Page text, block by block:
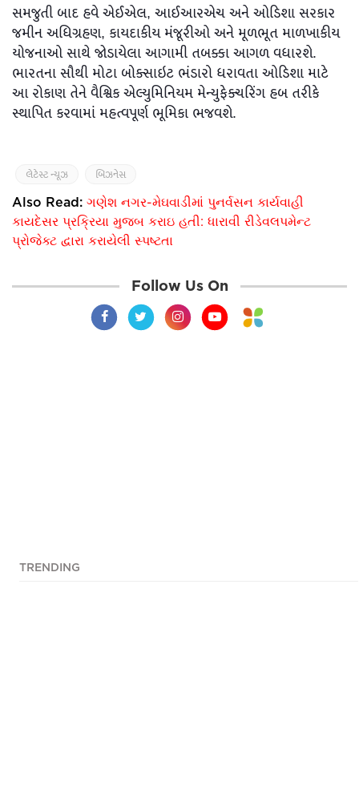
સમજુતી બાદ હવે એઈએલ, આઈઆરએચ અને ઓડિશા સરકાર
જમીન અધિગ્રહણ, કાયદાકીય મંજૂરીઓ અને મૂળભૂત માળખાકીય
યોજનાઓ સાથે જોડાયેલા આગામી તબક્કા આગળ વધારશે.
ભારતના સૌથી મોટા બોક્સાઇટ ભંડારો ધરાવતા ઓડિશા માટે
આ રોકાણ તેને વૈશ્વિક એલ્યુમિનિયમ મેન્યુફેક્ચરિંગ હબ તરીકે
સ્થાપિત કરવામાં મહત્વપૂર્ણ ભૂમિકા ભજવશે.
લેટેસ્ટ ન્યૂઝ બિઝનેસ
Also Read: ગણેશ નગર-મેઘવાડીમાં પુનર્વસન કાર્યવાહી
કાયદેસર પ્રક્રિયા મુજબ કરાઇ હતી: ધારાવી રીડેવલપમેન્ટ
પ્રોજેક્ટ દ્વારા કરાયેલી સ્પષ્ટતા
Follow Us On
TRENDING